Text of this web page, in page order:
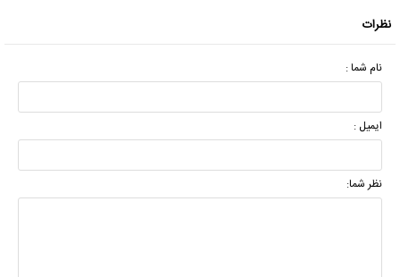
نظرات
نام شما :
ایمیل :
نظر شما: